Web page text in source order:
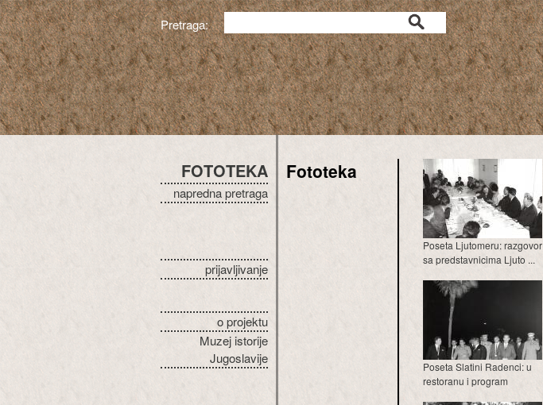
Pretraga:
FOTOTEKA
napredna pretraga
prijavljivanje
o projektu
Muzej istorije
Jugoslavije
Fototeka
Poseta Ljutomeru: razgovor
sa predstavnicima Ljuto ...
Poseta Slatini Radenci: u
restoranu i program